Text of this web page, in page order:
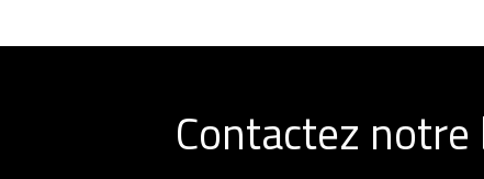
Contactez